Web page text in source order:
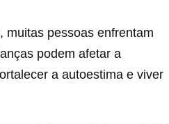
muitas pessoas enfrentam
podem afetar a
a autoestima e viver